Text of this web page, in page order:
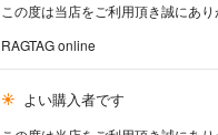
この度は当店をご利用頂き誠にあ
RAGTAG online
よい購入者です